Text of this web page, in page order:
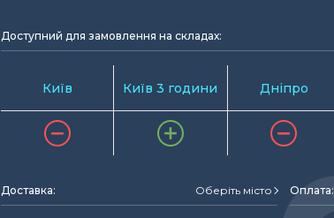
Доступний для замовлення на складах:
Київ Київ 3 години Дніпро
Доставка: Оберіть місто Оплата: